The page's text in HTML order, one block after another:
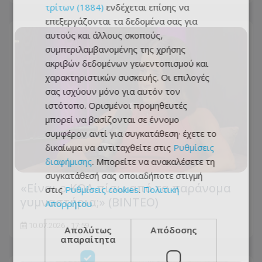
«Είναι ο ΚΟΑ πίσω από τα παράνομα
γυμναστήρια;» (ΒΙΝΤΕΟ)
10.07.2026 - 17:59
τρίτων (1884) ενδέχεται επίσης να
επεξεργάζονται τα δεδομένα σας για
αυτούς και άλλους σκοπούς,
συμπεριλαμβανομένης της χρήσης
ακριβών δεδομένων γεωεντοπισμού και
χαρακτηριστικών συσκευής. Οι επιλογές
σας ισχύουν μόνο για αυτόν τον
ιστότοπο. Ορισμένοι προμηθευτές
μπορεί να βασίζονται σε έννομο
συμφέρον αντί για συγκατάθεση· έχετε το
δικαίωμα να αντιταχθείτε στις Ρυθμίσεις
διαφήμισης. Μπορείτε να ανακαλέσετε τη
συγκατάθεσή σας οποιαδήποτε στιγμή
στις Ρυθμίσεις cookies. Πολιτική
Απορρήτου
Απολύτως
απαραίτητα
Απόδοσης